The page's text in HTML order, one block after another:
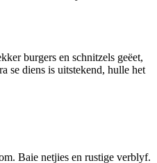
burgers en schnitzels geëet,
se diens is uitstekend, hulle het
Baie netjies en rustige verblyf.